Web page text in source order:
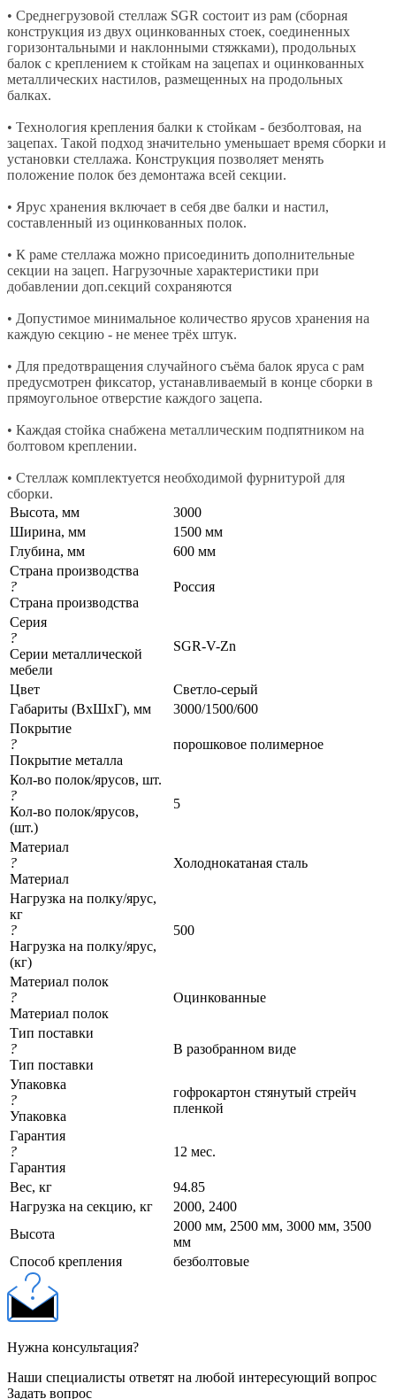
• Среднегрузовой стеллаж SGR состоит из рам (сборная
конструкция из двух оцинкованных стоек, соединенных
горизонтальными и наклонными стяжками), продольных
балок с креплением к стойкам на зацепах и оцинкованных
металлических настилов, размещенных на продольных
балках.
• Технология крепления балки к стойкам - безболтовая, на
зацепах. Такой подход значительно уменьшает время сборки и
установки стеллажа. Конструкция позволяет менять
положение полок без демонтажа всей секции.
• Ярус хранения включает в себя две балки и настил,
составленный из оцинкованных полок.
• К раме стеллажа можно присоединить дополнительные
секции на зацеп. Нагрузочные характеристики при
добавлении доп.секций сохраняются
• Допустимое минимальное количество ярусов хранения на
каждую секцию - не менее трёх штук.
• Для предотвращения случайного съёма балок яруса с рам
предусмотрен фиксатор, устанавливаемый в конце сборки в
прямоугольное отверстие каждого зацепа.
• Каждая стойка снабжена металлическим подпятником на
болтовом креплении.
• Стеллаж комплектуется необходимой фурнитурой для
сборки.
Высота, мм
3000
Ширина, мм
1500 мм
Глубина, мм
600 мм
Страна производства
?
Страна производства
Россия
Серия
?
Серии металлической
мебели
SGR-V-Zn
Цвет
Светло-серый
Габариты (ВхШхГ), мм
3000/1500/600
Покрытие
?
Покрытие металла
порошковое полимерное
Кол-во полок/ярусов, шт.
?
Кол-во полок/ярусов,
(шт.)
5
Материал
?
Материал
Холоднокатаная сталь
Нагрузка на полку/ярус,
кг
?
Нагрузка на полку/ярус,
(кг)
500
Материал полок
?
Материал полок
Оцинкованные
Тип поставки
?
Тип поставки
В разобранном виде
Упаковка
?
Упаковка
гофрокартон стянутый стрейч
пленкой
Гарантия
?
Гарантия
12 мес.
Вес, кг
94.85
Нагрузка на секцию, кг
2000, 2400
Высота
2000 мм, 2500 мм, 3000 мм, 3500
мм
Cпособ крепления
безболтовые
Нужна консультация?
Наши специалисты ответят на любой интересующий вопрос
Задать вопрос